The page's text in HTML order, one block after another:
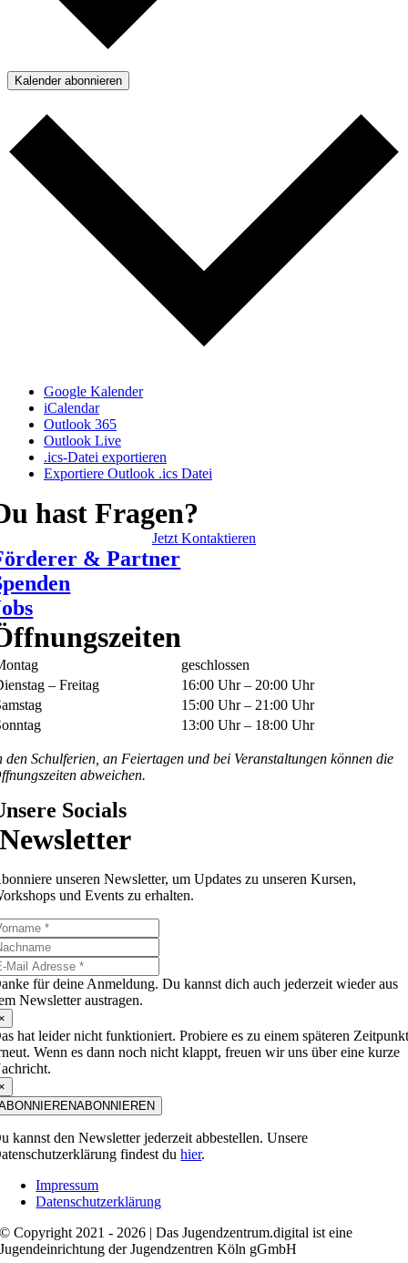
Kalender abonnieren
Google Kalender
iCalendar
Outlook 365
Outlook Live
.ics-Datei exportieren
Exportiere Outlook .ics Datei
hast Fragen?
Jetzt Kontaktieren
& Partner
geschlossen
– Freitag
16:00 Uhr – 20:00 Uhr
15:00 Uhr – 21:00 Uhr
13:00 Uhr – 18:00 Uhr
den Schulferien, an Feiertagen und bei Veranstaltungen können die
abweichen.
Socials
Newsletter
unseren Newsletter, um Updates zu unseren Kursen,
und Events zu erhalten.
für deine Anmeldung. Du kannst dich auch jederzeit wieder aus
Newsletter austragen.
hat leider nicht funktioniert. Probiere es zu einem späteren
Wenn es dann noch nicht klappt, freuen wir uns über eine kurze
ABONNIEREN
kannst den Newsletter jederzeit abbestellen. Unsere
findest duhier.
Impressum
Datenschutzerklärung
© Copyright 2021 - 2026 | Das Jugendzentrum.digital ist eine
Jugendeinrichtung der Jugendzentren Köln gGmbH